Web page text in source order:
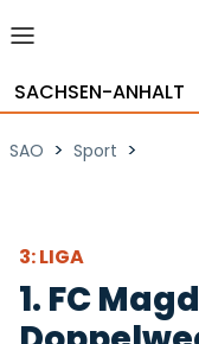
SACHSEN-ANHALT
SAO > Sport >
3: LIGA
1. FC